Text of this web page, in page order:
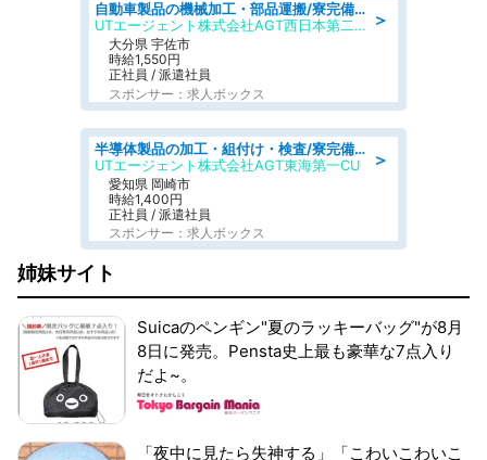
＞
自動車製品の機械加工・部品運搬/寮完備/日払い/工場・製造
UTエージェント株式会社AGT西日本第二CU
大分県 宇佐市
時給1,550円
正社員 / 派遣社員
スポンサー：求人ボックス
＞
半導体製品の加工・組付け・検査/寮完備/日勤/日払い/工場・製造
UTエージェント株式会社AGT東海第一CU
愛知県 岡崎市
時給1,400円
正社員 / 派遣社員
スポンサー：求人ボックス
姉妹サイト
Suicaのペンギン"夏のラッキーバッグ"が8月
8日に発売。Pensta史上最も豪華な7点入り
だよ~。
「夜中に見たら失神する」「こわいこわいこ